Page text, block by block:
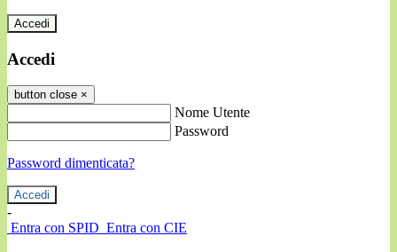
Accedi
Accedi
button close ×
Nome Utente
Password
Password dimenticata?
-
Entra con SPID Entra con CIE